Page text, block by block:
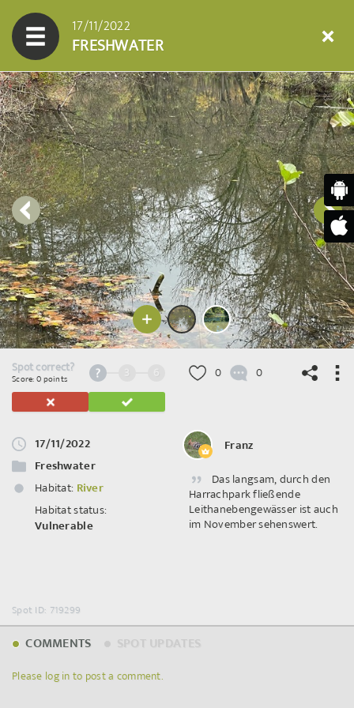
17/11/2022
FRESHWATER
Spot correct?
Score: 0 points
17/11/2022
Freshwater
Habitat: River
Habitat status:
Vulnerable
0 0
Franz
Das langsam, durch den
Harrachpark fließende
Leithanebengewässer ist auch
im November sehenswert.
Spot ID: 719299
COMMENTS
Please log in to post a comment.